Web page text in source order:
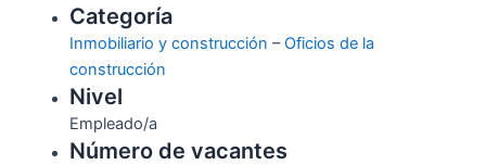
Categoría
Inmobiliario y construcción –Oficios de la
construcción
Nivel
Empleado/a
Número de vacantes